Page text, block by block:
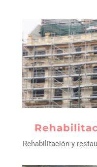
Rehabilitación y